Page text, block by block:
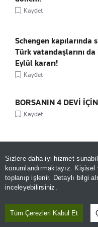
Sizlere daha iyi hizmet
konumlandırmaktayız.
toplanıp işlenir. Detaylı bilgi
inceleyebilirsiniz.
Tüm Çerezleri Kabul Et
Kaydet
Schengen kapılarında
Türk vatandaşlarını
Eylül kararı!
Kaydet
BORSANIN 4 DEVİ
Kaydet
FAİZSİZ 800 BİN
Kaydet